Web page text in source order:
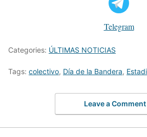
Telegram
Categories: ÚLTIMAS NOTICIAS
Tags: colectivo, Día de la Bandera,
Leave a Comment